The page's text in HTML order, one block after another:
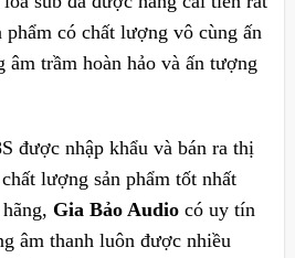
phẩm có chất lượng vô cùng ấn
âm trầm hoàn hảo và ấn tượng
được nhập khẩu và bán ra thị
lượng sản phẩm tốt nhất
Gia Bảo Audiocó uy tín
âm thanh luôn được nhiều